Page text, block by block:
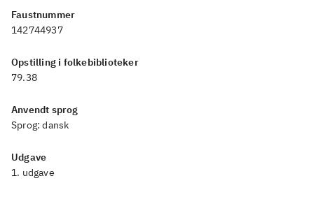
Faustnummer
142744937
Opstilling i folkebiblioteker
79.38
Anvendt sprog
Sprog: dansk
Udgave
1. udgave